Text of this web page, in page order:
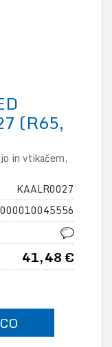
(R65,
in vtikačem,
KAALR0027
41,48 €